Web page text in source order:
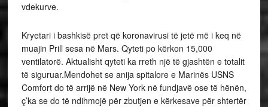
vdekurve.
Kryetari i bashkisë pret që koronavirusi të jetë më i keq në
muajin Prill sesa në Mars. Qyteti po kërkon 15,000
ventilatorë. Aktualisht qyteti ka rreth një të gjashtën e totalit
të siguruar.Mendohet se anija spitalore e Marinës USNS
Comfort do të arrijë në New York në fundjavë ose të hënën,
ç’ka se do të ndihmojë për zbutjen e kërkesave për shtertër